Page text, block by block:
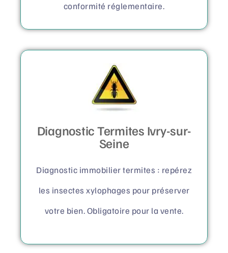
conformité réglementaire.
Diagnostic Termites Ivry-sur-
Seine
Diagnostic immobilier termites : repérez
les insectes xylophages pour préserver
votre bien. Obligatoire pour la vente.